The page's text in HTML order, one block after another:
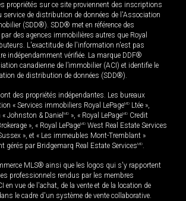
propriétés sur ce site proviennent des inscriptions
service de distribution de données de l'Association
(SDD®). SDD® met en référence des
des agences immobilières autres que Royal
L'exactitude de l'information n'est pas
indépendamment vérifiée. La marque DDF®
canadienne de l’immobilier (ACI) et identifie le
de distribution de données (SDD®).
des propriétés indépendantes. Les bureaux
« Services immobiliers Royal LePageMD Ltée »,
Johnston & Daniel MD », « Royal LePageMD Credit
», « Royal LePageMD West Real Estate Services
», et « Les immeubles Mont-Tremblant »
gérés par Bridgemarq Real Estate ServicesMD.
MLS® ainsi que les logos qui s'y rapportent
professionnels rendus par les membres
en vue de l'achat, de la vente et de la location de
le cadre d'un système de vente collaborative.